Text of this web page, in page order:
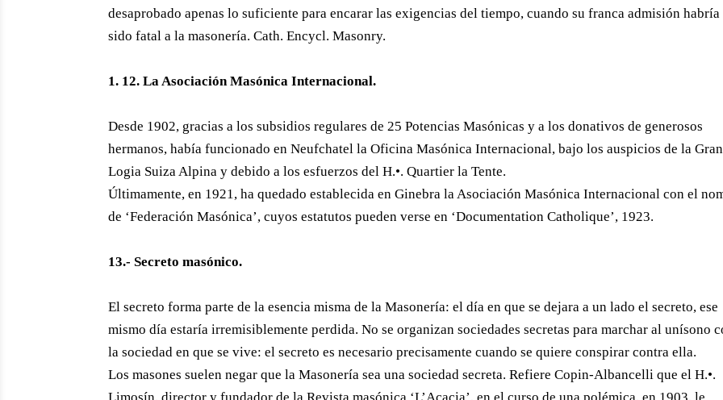
desaprobado apenas lo suficiente para encarar las exigencias del tiempo, cuando su franca admisión habría
sido fatal a la masonería. Cath. Encycl. Masonry.
1. 12. La Asociación Masónica Internacional.
Desde 1902, gracias a los subsidios regulares de 25 Potencias Masónicas y a los donativos de generosos
hermanos, había funcionado en Neufchatel la Oficina Masónica Internacional, bajo los auspicios de la Gran
Logia Suiza Alpina y debido a los esfuerzos del H.•. Quartier la Tente.
Últimamente, en 1921, ha quedado establecida en Ginebra la Asociación Masónica Internacional con el
de ‘Federación Masónica’, cuyos estatutos pueden verse en ‘Documentation Catholique’, 1923.
13.- Secreto masónico.
El secreto forma parte de la esencia misma de la Masonería: el día en que se dejara a un lado el secreto, ese
mismo día estaría irremisiblemente perdida. No se organizan sociedades secretas para marchar al unísono
la sociedad en que se vive: el secreto es necesario precisamente cuando se quiere conspirar contra ella.
Los masones suelen negar que la Masonería sea una sociedad secreta. Refiere Copin-Albancelli que el H.•.